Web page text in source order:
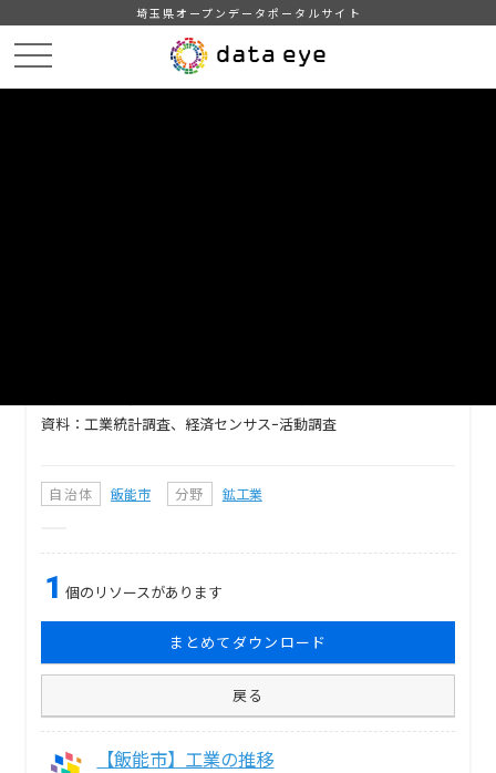
埼玉県オープンデータポータルサイト
資料：工業統計調査、経済センサスｰ活動調査
自治体 飯能市 分野 鉱工業
1 個のリソースがあります
まとめてダウンロード
戻る
【飯能市】工業の推移